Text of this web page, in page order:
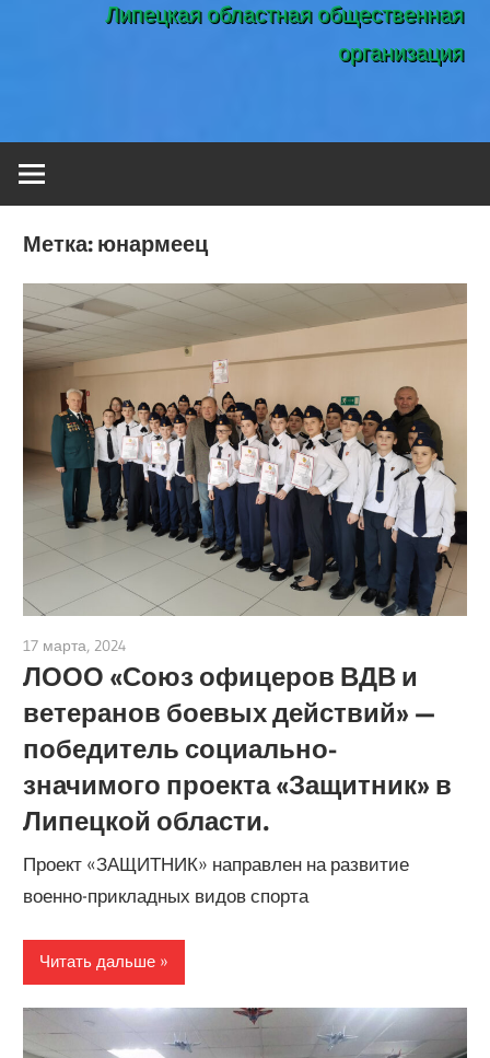
Липецкая областная общественная
организация
Метка: юнармеец
17 марта, 2024
ЛООО «Союз офицеров ВДВ и
ветеранов боевых действий» —
победитель социально-
значимого проекта «Защитник» в
Липецкой области.
Проект «ЗАЩИТНИК» направлен на развитие
военно-прикладных видов спорта
Читать дальше